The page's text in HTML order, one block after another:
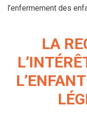
l’enfermement des
LA